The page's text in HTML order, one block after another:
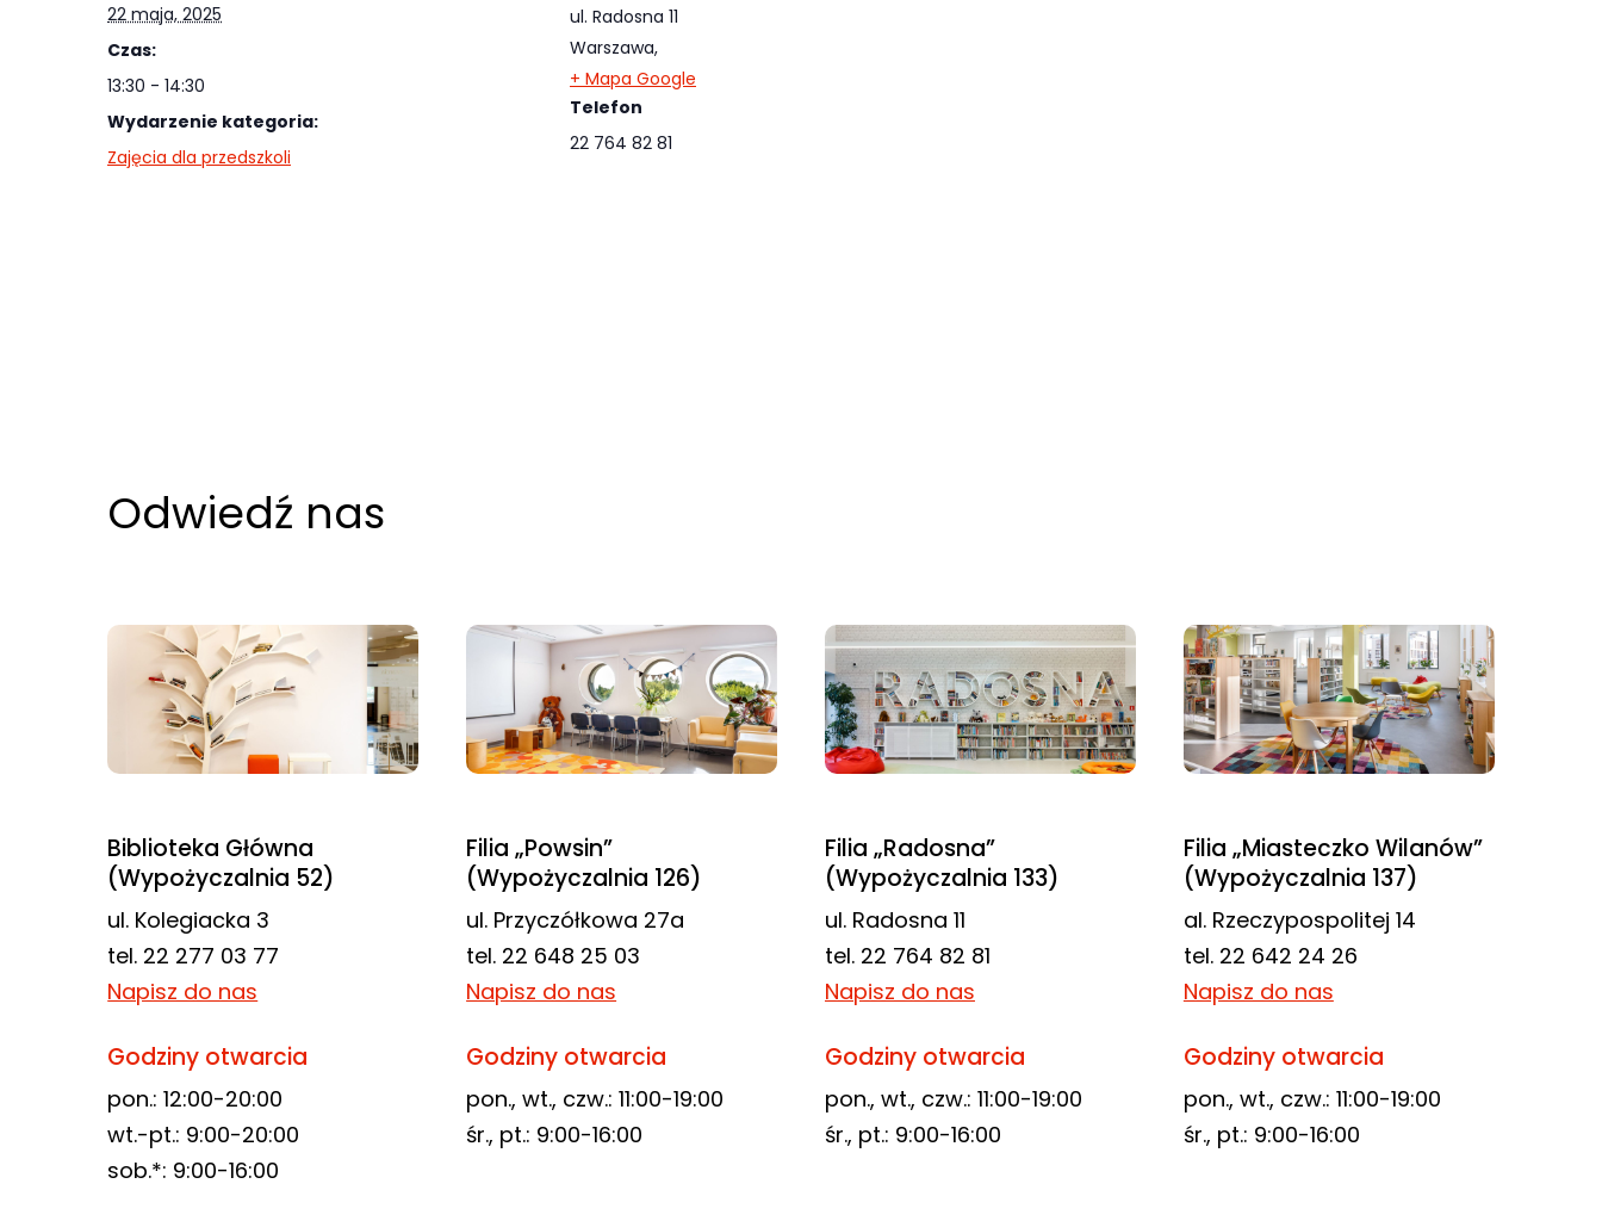
22 maja, 2025
Czas:
13:30 - 14:30
Wydarzenie kategoria:
Zajęcia dla przedszkoli
ul. Radosna 11
Warszawa,
+ Mapa Google
Telefon
22 764 82 81
Odwiedź nas
Biblioteka Główna
(Wypożyczalnia 52)
ul. Kolegiacka 3
tel. 22 277 03 77
Napisz do nas
Godziny otwarcia
pon.: 12:00-20:00
wt.-pt.: 9:00-20:00
sob.*: 9:00-16:00
Filia „Powsin”
(Wypożyczalnia 126)
ul. Przyczółkowa 27a
tel. 22 648 25 03
Napisz do nas
Godziny otwarcia
pon., wt., czw.: 11:00-19:00
śr., pt.: 9:00-16:00
Filia „Radosna”
(Wypożyczalnia 133)
ul. Radosna 11
tel. 22 764 82 81
Napisz do nas
Godziny otwarcia
pon., wt., czw.: 11:00-19:00
śr., pt.: 9:00-16:00
Filia „Miasteczko Wilanów”
(Wypożyczalnia 137)
al. Rzeczypospolitej 14
tel. 22 642 24 26
Napisz do nas
Godziny otwarcia
pon., wt., czw.: 11:00-19:00
śr., pt.: 9:00-16:00
Statystyka
Abyśmy mogli
poprawić
funkcjonalność
i strukturę
internetowa
podczas
przejścia na nią.
Jeśli odrzucisz
te pliki cookie,
internetowej.
Marketing
Udostępniając
zainteresowania i
podczas
odwiedzania naszej
strony, zwiększasz